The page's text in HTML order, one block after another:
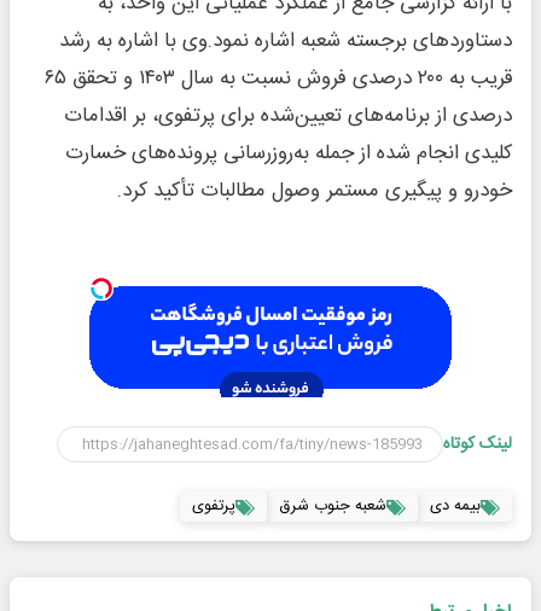
دستاوردهای برجسته شعبه اشاره نمود.وی با اشاره به رشد
قریب به ۲۰۰ درصدی فروش نسبت به سال ۱۴۰۳ و تحقق ۶۵
درصدی از برنامه‌های تعیین‌شده برای پرتفوی، بر اقدامات
کلیدی انجام شده از جمله به‌روزرسانی پرونده‌های خسارت
خودرو و پیگیری مستمر وصول مطالبات تأکید کرد.
لینک کوتاه
بیمه دی شعبه جنوب شرق پرتفوی